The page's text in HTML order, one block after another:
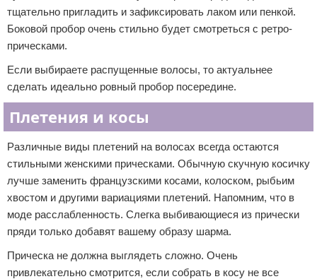
тщательно пригладить и зафиксировать лаком или пенкой.
Боковой пробор очень стильно будет смотреться с ретро-
прическами.
Если выбираете распущенные волосы, то актуальнее
сделать идеально ровный пробор посередине.
Плетения и косы
Различные виды плетений на волосах всегда остаются
стильными женскими прическами. Обычную скучную косичку
лучше заменить французскими косами, колоском, рыбьим
хвостом и другими вариациями плетений. Напомним, что в
моде расслабленность. Слегка выбивающиеся из прически
пряди только добавят вашему образу шарма.
Прическа не должна выглядеть сложно. Очень
привлекательно смотрится, если собрать в косу не все